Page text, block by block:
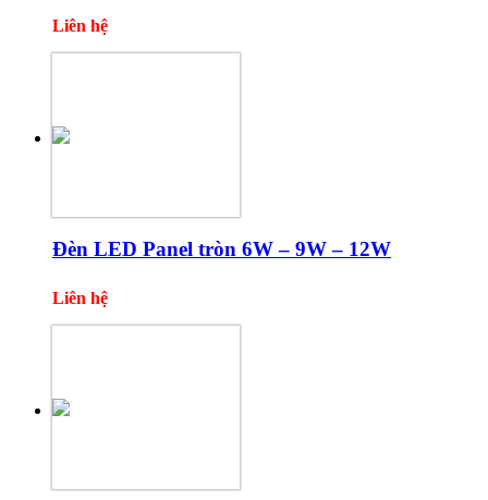
Liên hệ
Đèn LED Panel tròn 6W – 9W – 12W
Liên hệ